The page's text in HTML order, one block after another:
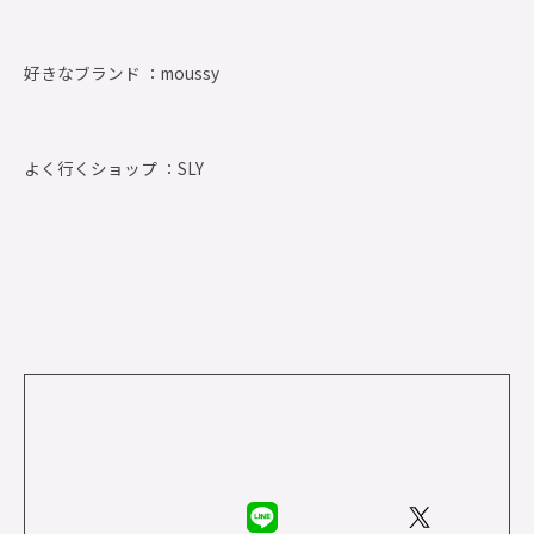
好きなブランド ： moussy
よく行くショップ ： SLY